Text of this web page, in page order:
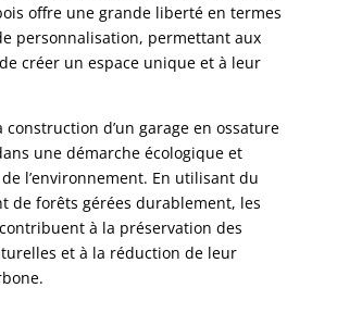
offre une grande liberté en termes
personnalisation, permettant aux
créer un espace unique et à leur
construction d’un garage en ossature
une démarche écologique et
l’environnement. En utilisant du
de forêts gérées durablement, les
à la préservation des
et à la réduction de leur